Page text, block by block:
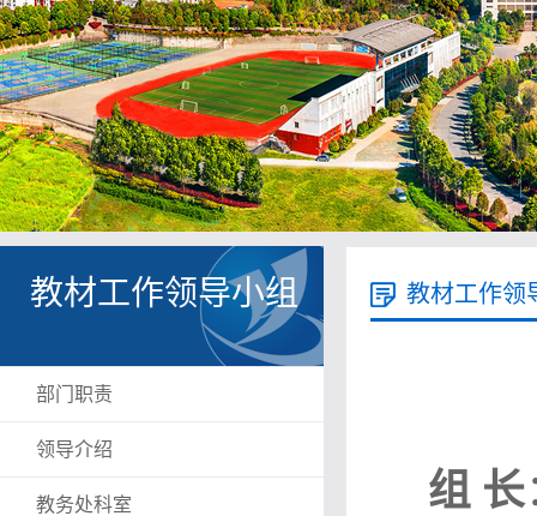
教材工作领导小组
部门职责
领导介绍
教务处科室
教材工作领
组 长